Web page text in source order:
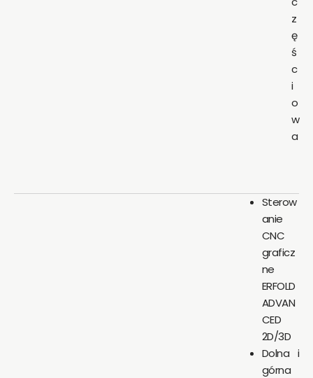
z
ę
ś
c
i
o
w
a
Sterow
anie
CNC
graficz
ne
ERFOLD
ADVAN
CED
2D/3D
Dolna i
górna